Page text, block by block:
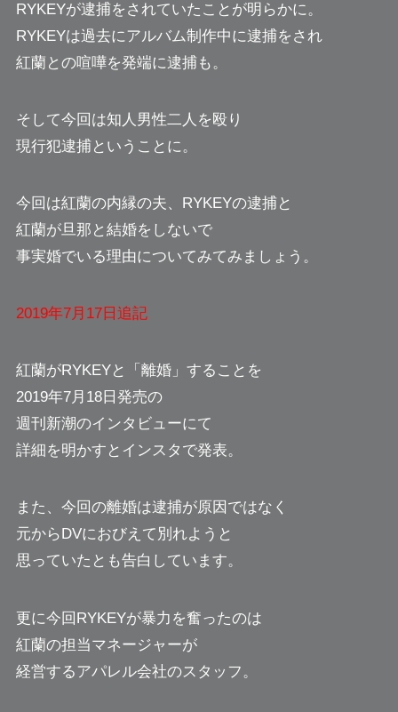
RYKEYが逮捕をされていたことが明らかに。
RYKEYは過去にアルバム制作中に逮捕をされ
紅蘭との喧嘩を発端に逮捕も。
そして今回は知人男性二人を殴り
現行犯逮捕ということに。
今回は紅蘭の内縁の夫、RYKEYの逮捕と
紅蘭が旦那と結婚をしないで
事実婚でいる理由についてみてみましょう。
2019年7月17日追記
紅蘭がRYKEYと「離婚」することを
2019年7月18日発売の
週刊新潮のインタビューにて
詳細を明かすとインスタで発表。
また、今回の離婚は逮捕が原因ではなく
元からDVにおびえて別れようと
思っていたとも告白しています。
更に今回RYKEYが暴力を奮ったのは
紅蘭の担当マネージャーが
経営するアパレル会社のスタッフ。